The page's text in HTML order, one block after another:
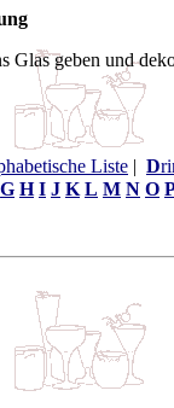
Glas geben und
Liste | D
G H I J K L M N O